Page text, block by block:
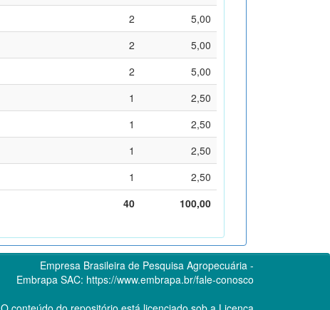
2
5,00
2
5,00
2
5,00
1
2,50
1
2,50
1
2,50
1
2,50
40
100,00
Empresa Brasileira de Pesquisa Agropecuária -
Embrapa SAC: https://www.embrapa.br/fale-conosco